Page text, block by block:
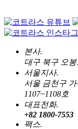
본사.
대구 북구 오
서울지사.
서울 금천구
1107~1108호
대표전화.
+82 1800-7553
팩스.